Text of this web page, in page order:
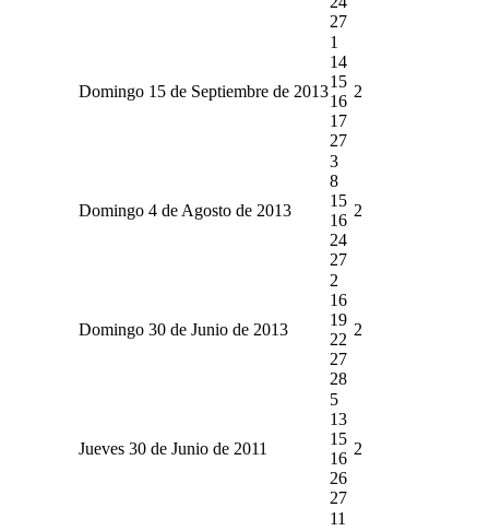
27
Domingo 15 de Septiembre de 2013
1
14
15
16
17
27
2
Domingo 4 de Agosto de 2013
3
8
15
16
24
27
2
Domingo 30 de Junio de 2013
2
16
19
22
27
28
2
Jueves 30 de Junio de 2011
5
13
15
16
26
27
2
11